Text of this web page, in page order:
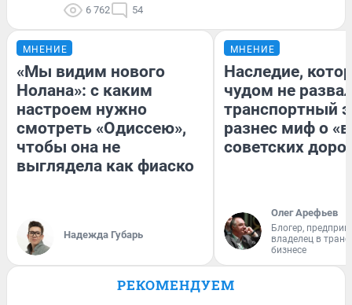
6 762 54
МНЕНИЕ
«Мы видим нового
Нолана»: с каким
настроем нужно
смотреть «Одиссею»,
чтобы она не
выглядела как фиаско
Надежда Губарь
МНЕНИЕ
Наследие,
чудом не
транспортный
разнес миф о
советских
Олег Арефьев
Блогер,
владелец в
бизнесе
РЕКОМЕНДУЕМ